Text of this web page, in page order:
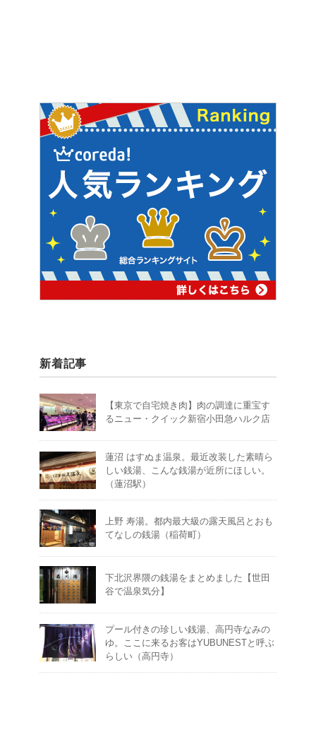
新着記事
【東京で自宅焼き肉】肉の調達に重宝す
るニュー・クイック新宿小田急ハルク店
蓮沼 はすぬま温泉。最近改装した素晴ら
しい銭湯、こんな銭湯が近所にほしい。
（蓮沼駅）
上野 寿湯。都内最大級の露天風呂とおも
てなしの銭湯（稲荷町）
下北沢界隈の銭湯をまとめました【世田
谷で温泉気分】
プール付きの珍しい銭湯、高円寺なみの
ゆ。ここに来るお客はYUBUNESTと呼ぶ
らしい（高円寺）